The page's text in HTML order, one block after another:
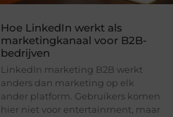
Hoe LinkedIn werkt als
marketingkanaal voor B2B-
bedrijven
LinkedIn marketing B2B werkt
anders dan marketing op elk
ander platform. Gebruikers komen
hier niet voor entertainment, maar